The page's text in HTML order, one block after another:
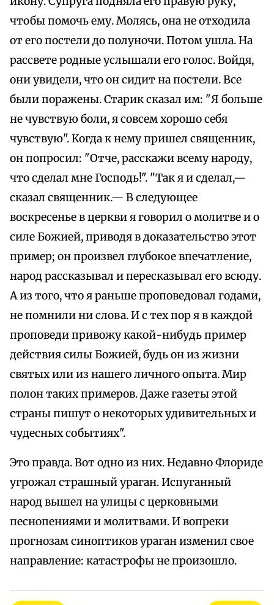
чтобы помочь ему. Молясь, она не отходила
от его постели до полуночи. Потом ушла. На
рассвете родные услышали его голос. Войдя,
они увидели, что он сидит на постели. Все
были поражены. Старик сказал им: "Я больше
не чувствую боли, я совсем хорошо себя
чувствую". Когда к нему пришел священник,
он попросил: "Отче, расскажи всему народу,
что сделал мне Господь!". "Так я и сделал,—
сказал священник.— В следующее
воскресенье в церкви я говорил о молитве и о
силе Божией, приводя в доказательство этот
пример; он произвел глубокое впечатление,
народ рассказывал и пересказывал его всюду.
А из того, что я раньше проповедовал годами,
не помнили ни слова. И с тех пор я в каждой
проповеди привожу какой-нибудь пример
действия силы Божией, будь он из жизни
святых или из нашего личного опыта. Мир
полон таких примеров. Даже газеты этой
страны пишут о некоторых удивительных и
чудесных событиях".
Это правда. Вот одно из них. Недавно Флориде
угрожал страшный ураган. Испуганный
народ вышел на улицы с церковными
песнопениями и молитвами. И вопреки
прогнозам синоптиков ураган изменил свое
направление: катастрофы не произошло.